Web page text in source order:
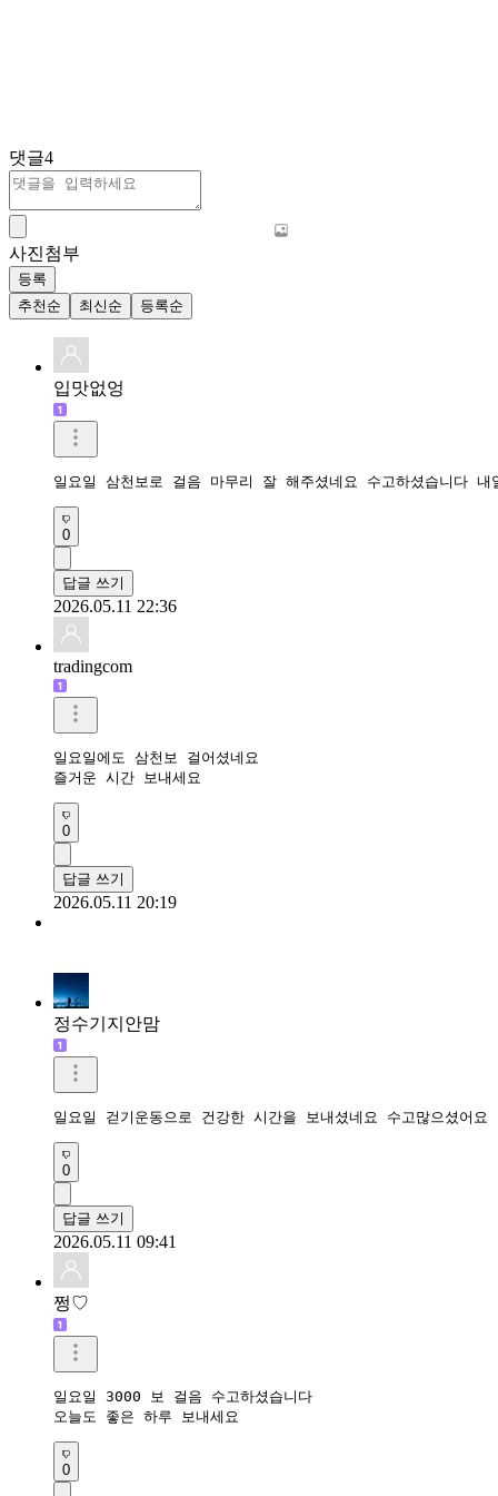
댓글4
사진첨부
등록
추천순
최신순 등록순
입맛없엉
일요일 삼천보로 걸음 마무리 잘 해주셨네요 수고하셨습니다
0
답글 쓰기
2026.05.11 22:36
tradingcom
일요일에도 삼천보 걸어셨네요
즐거운 시간 보내세요
0
답글 쓰기
2026.05.11 20:19
정수기지안맘
일요일 걷기운동으로 건강한 시간을 보내셨네요 수고많으셨어요
0
답글 쓰기
2026.05.11 09:41
쩡♡
일요일 3000 보 걸음 수고하셨습니다
오늘도 좋은 하루 보내세요
0